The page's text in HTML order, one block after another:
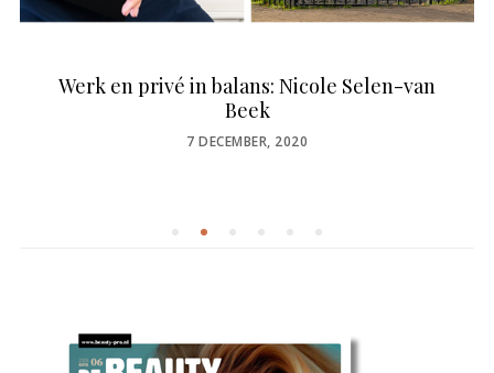
Werk en privé in balans: Nicole Selen-van
Beek
POSTED
7 DECEMBER, 2020